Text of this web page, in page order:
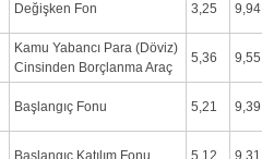
Değişken Fon 3,25 9,94
Kamu Yabancı Para (Döviz)
Cinsinden Borçlanma Araç
5,36 9,55
Başlangıç Fonu 5,21 9,39